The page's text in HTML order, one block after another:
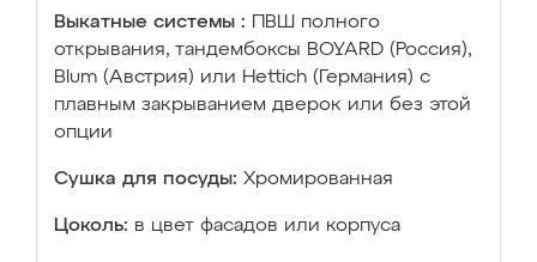
Выкатные системы :
ПВШ полного
открывания, тандембоксы BOYARD (Россия),
Blum (Австрия) или Hettich (Германия) с
плавным закрыванием дверок или без этой
опции
Сушка для посуды: Хромированная
Цоколь: в цвет фасадов или корпуса